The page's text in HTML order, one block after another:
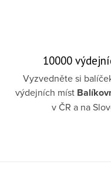
10000
Vyzvedněte si
výdejních míst
v ČR a na